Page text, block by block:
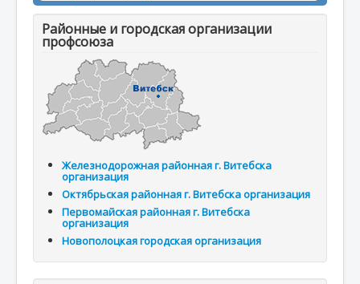
Районные и городская организации
профсоюза
Железнодорожная районная г. Витебска
организация
Октябрьская районная г. Витебска организация
Первомайская районная г. Витебска
организация
Новополоцкая городская организация